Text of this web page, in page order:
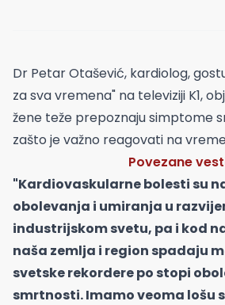
Dr Petar Otašević, kardiolog,
za sva vremena" na televiziji K1,
žene teže prepoznaju simptome
zašto je važno reagovati na
Povezane
"Kardiovaskularne bolesti su
obolevanja i umiranja u
industrijskom svetu, pa i kod
naša zemlja i region spadaju
svetske rekordere po stopi
smrtnosti. Imamo veoma lošu